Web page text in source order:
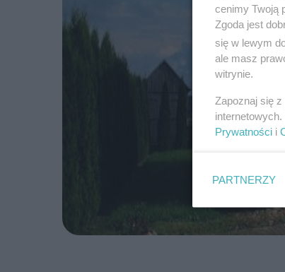
cenimy Twoją
Zgoda jest
się w lewym
ale masz
witrynie.
Zapoznaj się
Prywatności i
PARTNERZY